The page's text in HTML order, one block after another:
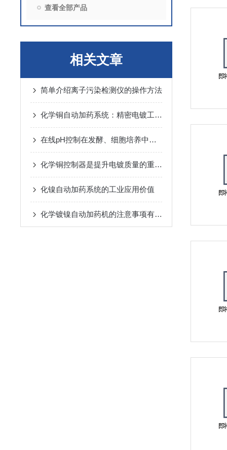
查看全部产品
相关文章
简单介绍离子污染检测仪的操作方法
化学铜自动加药系统：精密电镀工艺的智能化保障
在线pH控制在发酵、细胞培养中的稳定性保障方案
化学铜控制器是提升电镀质量的重要设备
化镍自动加药系统的工业应用价值
化学镀镍自动加药机的注意事项有哪些？